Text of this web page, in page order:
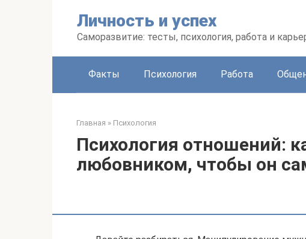
Личность и успех
Саморазвитие: тесты, психология, работа и
Факты Психология Работа
Главная » Психология
Психология отношений:
любовником, чтобы он